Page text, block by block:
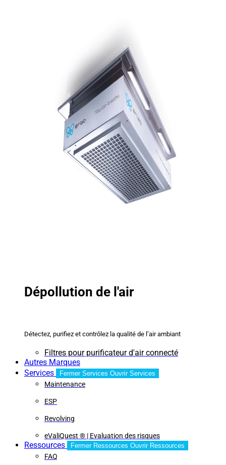
Dépollution de l'air
Détectez, purifiez et contrôlez la qualité de l’air ambiant
Filtres pour purificateur d'air connecté
Autres Marques
Services
Fermer Services Ouvrir Services
Maintenance
ESP
Revolving
eValiQuest ® | Evaluation des risques
Ressources Fermer Ressources Ouvrir Ressources
FAQ